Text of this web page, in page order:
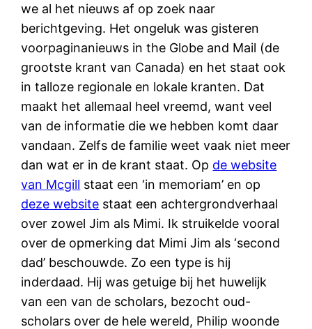
we al het nieuws af op zoek naar
berichtgeving. Het ongeluk was gisteren
voorpaginanieuws in the Globe and Mail (de
grootste krant van Canada) en het staat ook
in talloze regionale en lokale kranten. Dat
maakt het allemaal heel vreemd, want veel
van de informatie die we hebben komt daar
vandaan. Zelfs de familie weet vaak niet meer
dan wat er in de krant staat. Op de website
van Mcgill staat een ‘in memoriam’ en op
deze website staat een achtergrondverhaal
over zowel Jim als Mimi. Ik struikelde vooral
over de opmerking dat Mimi Jim als ‘second
dad’ beschouwde. Zo een type is hij
inderdaad. Hij was getuige bij het huwelijk
van een van de scholars, bezocht oud-
scholars over de hele wereld, Philip woonde